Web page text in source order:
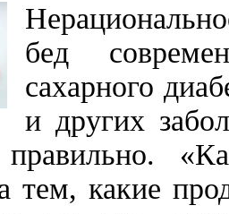
бед
сахарного
и других
правильно.
тем, какие